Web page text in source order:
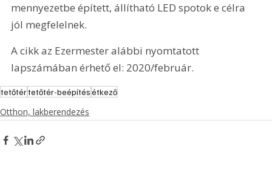
mennyezetbe épített, állítható LED spotok e célra
jól megfelelnek.
A cikk az Ezermester alábbi nyomtatott
lapszámában érhető el: 2020/február.
tetőtértetőtér-beépítésétkező
Otthon, lakberendezés